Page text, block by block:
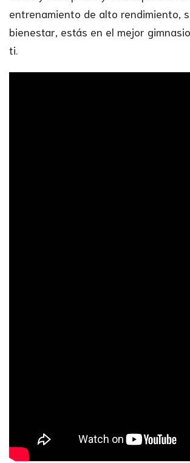
entrenamiento de alto rendimiento,
bienestar, estás en el mejor
ti.